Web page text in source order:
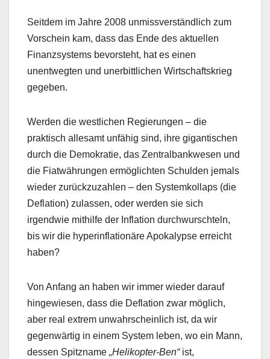
Seitdem im Jahre 2008 unmissverständlich zum
Vorschein kam, dass das Ende des aktuellen
Finanzsystems bevorsteht, hat es einen
unentwegten und unerbittlichen Wirtschaftskrieg
gegeben.
Werden die westlichen Regierungen – die
praktisch allesamt unfähig sind, ihre gigantischen
durch die Demokratie, das Zentralbankwesen und
die Fiatwährungen ermöglichten Schulden jemals
wieder zurückzuzahlen – den Systemkollaps (die
Deflation) zulassen, oder werden sie sich
irgendwie mithilfe der Inflation durchwurschteln,
bis wir die hyperinflationäre Apokalypse erreicht
haben?
Von Anfang an haben wir immer wieder darauf
hingewiesen, dass die Deflation zwar möglich,
aber real extrem unwahrscheinlich ist, da wir
gegenwärtig in einem System leben, wo ein Mann,
dessen Spitzname „Helikopter-Ben“ist,